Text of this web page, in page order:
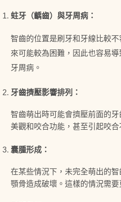
蛀牙（齲齒）與牙周病：
智齒的位置是刷牙和牙線比較
來可能較為困難，因此也容易
牙周病。
牙齒擠壓影響排列：
智齒萌出時可能會擠壓前面的
美觀和咬合功能，甚至引起咬合
囊腫形成：
在某些情況下，未完全萌出的
顎骨造成破壞。這樣的情況需要